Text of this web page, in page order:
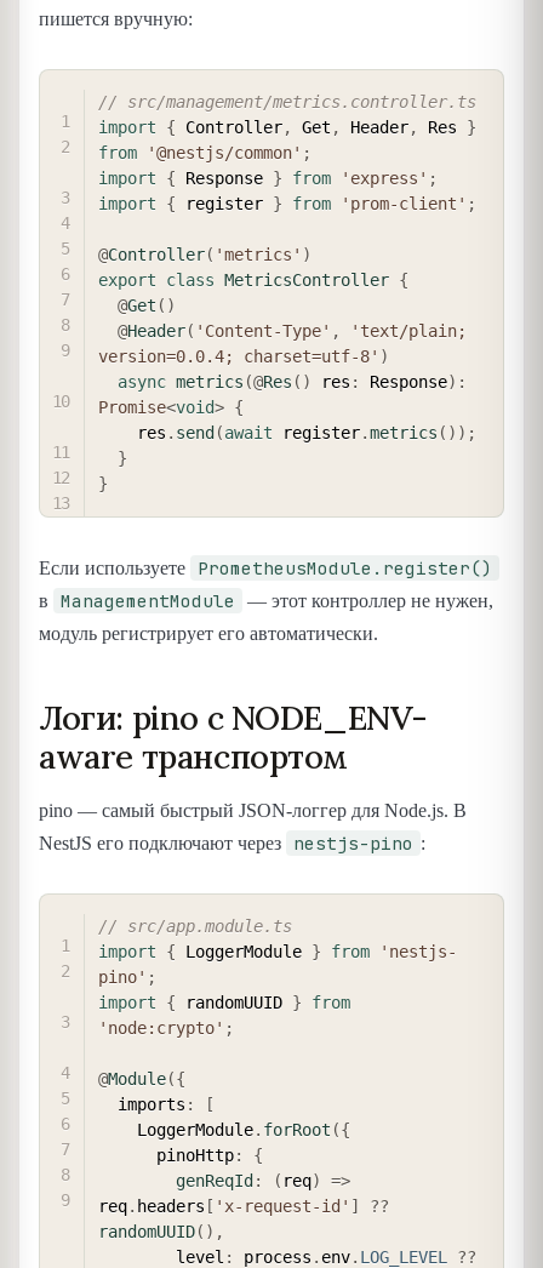
пишется вручную:
// src/management/metrics.controller.ts
import
{ Controller, Get , Header, Res }
from
'@nestjs/common' ;
import
{ Response } from 'express' ;
import
{ register } from 'prom-client' ;
@Controller( 'metrics' )
export
class MetricsController {
@Get ( )
@Header( 'Content-Type' ,
'text/plain;
version=0.0.4; charset=utf-8' )
async metrics (@Res ( ) res : Response) :
Promise<void> {
    res
. send (await register.metrics ( ) ) ;
}
}
COPY
Если используете PrometheusModule.register()
в ManagementModule
— этот контроллер не нужен,
модуль регистрирует его автоматически.
Логи: pino с NODE_ENV-
aware транспортом
pino — самый быстрый JSON-логгер для Node.js. В
NestJS его подключают через
nestjs-pino :
// src/app.module.ts
import
{ LoggerModule } from
'nestjs-
pino' ;
import
{ randomUUID }
from
'node:crypto' ;
@Module({
  imports
:
[
    LoggerModule
. forRoot ({
      pinoHttp
:
{
genReqId : ( req)
=>
req. headers [ 'x-request-id' ]
??
randomUUID( ) ,
        level
: process . env. LOG_LEVEL ??